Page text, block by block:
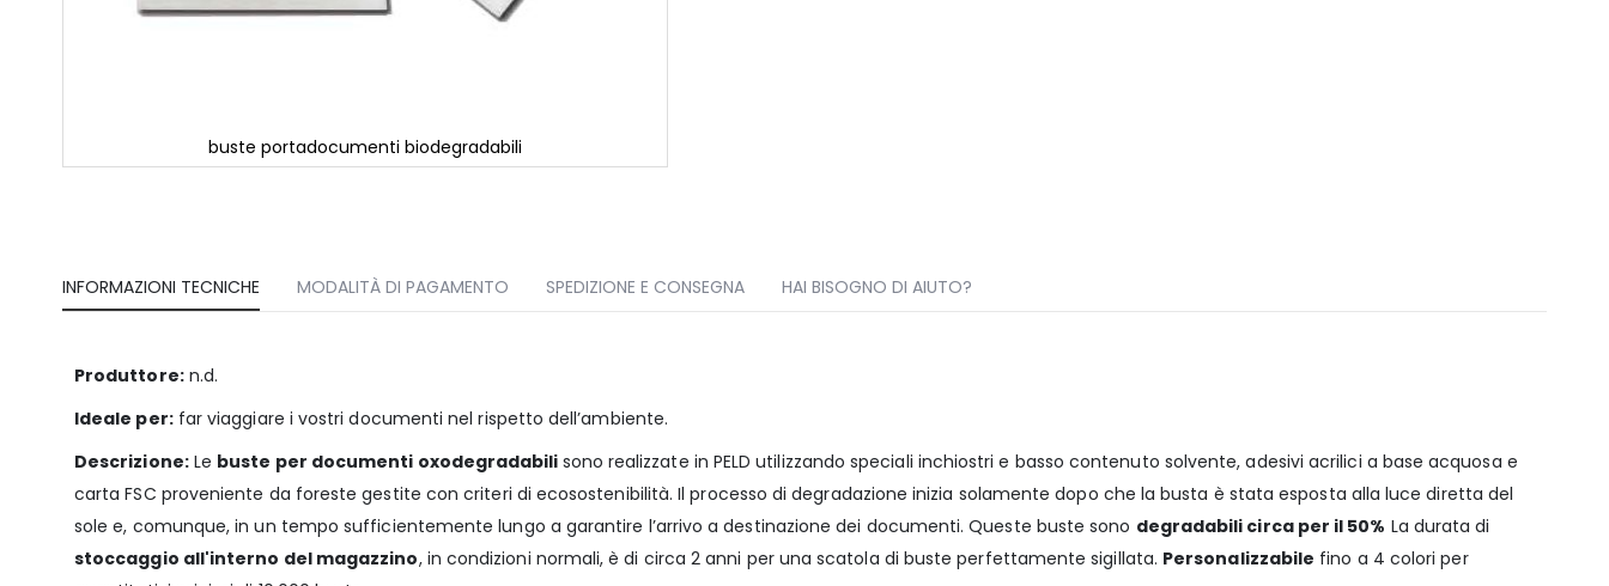
buste portadocumenti biodegradabili
immagini
INFORMAZIONI TECNICHE
Produttore:n.d.
Ideale per:far viaggiare i vostri documenti nel rispetto dell’ambiente.
Descrizione:Le buste per documenti oxodegradabili sono realizzate in PELD utilizzando speciali inchiostri e basso contenuto solvente, adesivi acrilici a base acquosa e
carta FSC proveniente da foreste gestite con criteri di ecosostenibilità. Il processo di degradazione inizia solamente dopo che la busta è stata esposta alla luce diretta del
sole e, comunque, in un tempo sufficientemente lungo a garantire l’arrivo a destinazione dei documenti. Queste buste sono degradabili circa per il 50% La durata di
stoccaggio all'interno del magazzino, in condizioni normali, è di circa 2 anni per una scatola di buste perfettamente sigillata. Personalizzabile fino a 4 colori per
MODALITÀ DI PAGAMENTO SPEDIZIONE E CONSEGNA HAI BISOGNO DI AIUTO?